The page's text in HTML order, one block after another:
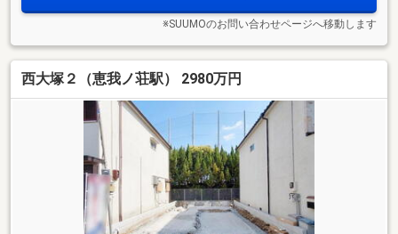
※SUUMOのお問い合わせページへ移動します
西大塚２（恵我ノ荘駅） 2980万円